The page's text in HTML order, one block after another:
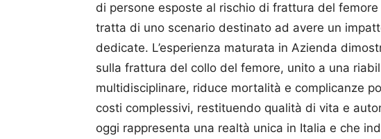
di persone esposte al rischio di frattura del
tratta di uno scenario destinato ad avere un
dedicate. L’esperienza maturata in Azienda
sulla frattura del collo del femore, unito a una
multidisciplinare, riduce mortalità e complicanze
costi complessivi, restituendo qualità di vita e
oggi rappresenta una realtà unica in Italia e che